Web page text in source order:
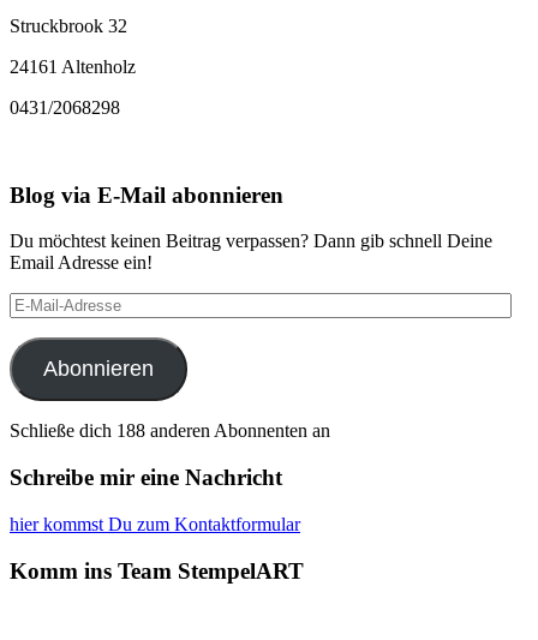
Struckbrook 32
24161 Altenholz
0431/2068298
Blog via E-Mail abonnieren
Du möchtest keinen Beitrag verpassen? Dann gib schnell Deine
Email Adresse ein!
E-
Mail-
Adresse
Abonnieren
Schließe dich 188 anderen Abonnenten an
Schreibe mir eine Nachricht
hier kommst Du zum Kontaktformular
Komm ins Team StempelART